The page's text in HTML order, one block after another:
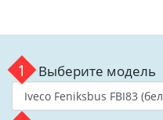
1 Выберите модель